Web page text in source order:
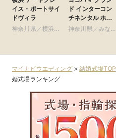
イス・ポートサイ
ドヴィラ
神奈川県／横浜・
ド インターコン
チネンタル ホテ
ル
神奈川県／みなと
内
マイナビウエディング>結婚式場TOP
婚式場ランキング